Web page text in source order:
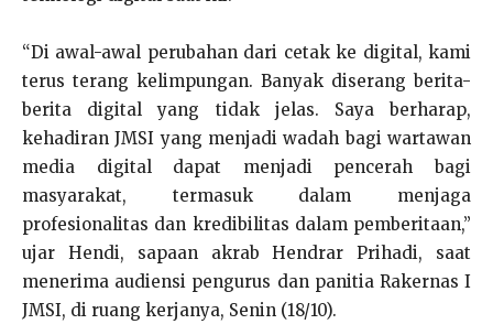
“Di awal-awal perubahan dari cetak ke digital, kami
terus terang kelimpungan. Banyak diserang berita-
berita digital yang tidak jelas. Saya berharap,
kehadiran JMSI yang menjadi wadah bagi wartawan
media digital dapat menjadi pencerah bagi
masyarakat, termasuk dalam menjaga
profesionalitas dan kredibilitas dalam pemberitaan,”
ujar Hendi, sapaan akrab Hendrar Prihadi, saat
menerima audiensi pengurus dan panitia Rakernas I
JMSI, di ruang kerjanya, Senin (18/10).